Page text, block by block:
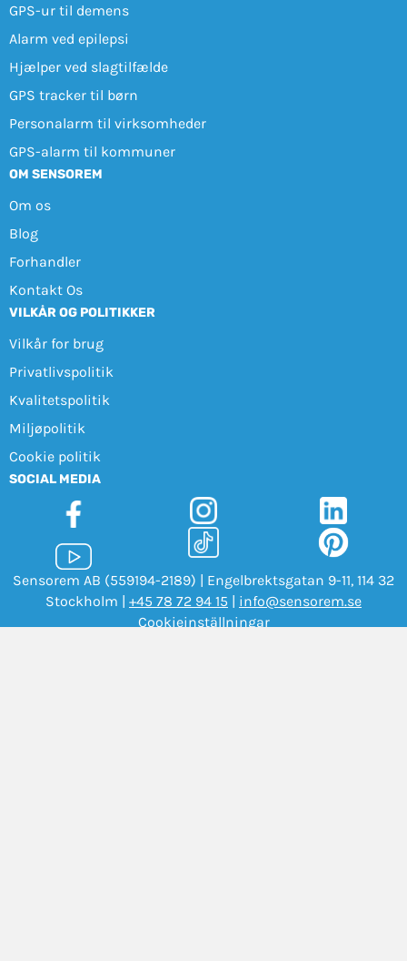
GPS-ur til demens
Alarm ved epilepsi
Hjælper ved slagtilfælde
GPS tracker til børn
Personalarm til virksomheder
GPS-alarm til kommuner
OM SENSOREM
Om os
Blog
Forhandler
Kontakt Os
VILKÅR OG POLITIKKER
Vilkår for brug
Privatlivspolitik
Kvalitetspolitik
Miljøpolitik
Cookie politik
SOCIAL MEDIA
Sensorem AB (559194-2189) | Engelbrektsgatan 9-11, 114 32
Stockholm | +45 78 72 94 15
info@sensorem.se
Cookieinställningar